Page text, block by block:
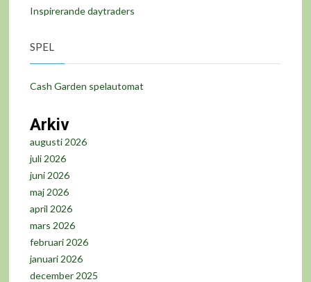
Inspirerande daytraders
SPEL
Cash Garden spelautomat
Arkiv
augusti 2026
juli 2026
juni 2026
maj 2026
april 2026
mars 2026
februari 2026
januari 2026
december 2025